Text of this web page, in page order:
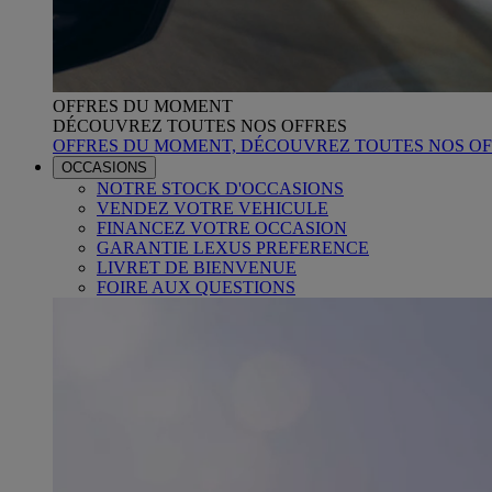
OFFRES DU MOMENT
DÉCOUVREZ TOUTES NOS OFFRES
OFFRES DU MOMENT, DÉCOUVREZ TOUTES NOS
OCCASIONS
NOTRE STOCK D'OCCASIONS
VENDEZ VOTRE VEHICULE
FINANCEZ VOTRE OCCASION
GARANTIE LEXUS PREFERENCE
LIVRET DE BIENVENUE
FOIRE AUX QUESTIONS